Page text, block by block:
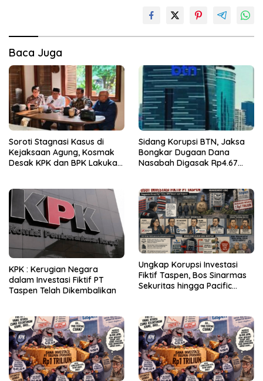
Baca Juga
Soroti Stagnasi Kasus di
Kejaksaan Agung, Kosmak
Desak KPK dan BPK Lakukan
Sidang Korupsi BTN, Jaksa
Bongkar Dugaan Dana
Nasabah Digasak Rp4.67
KPK : Kerugian Negara
dalam Investasi Fiktif PT
Taspen Telah Dikembalikan
Ungkap Korupsi Investasi
Fiktif Taspen, Bos Sinarmas
Sekuritas hingga Pacific